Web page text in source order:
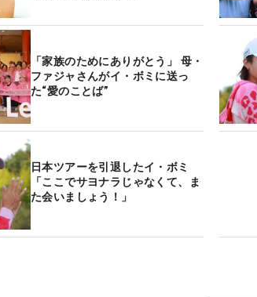
「家族のためにありがとう」 母・
ファジャさんがイ・ボミに送っ
た“愛のことば”
日本ツアーを引退したイ・ボミ
「ここでサヨナラじゃなくて、ま
た会いましょう！」